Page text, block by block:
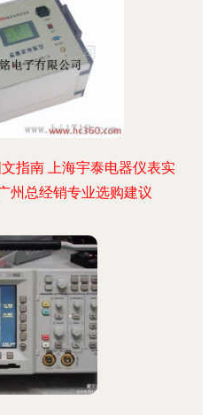
指南 上海宇泰电器仪表实
州总经销专业选购建议